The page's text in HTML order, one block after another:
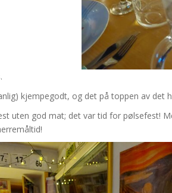
kjempegodt, og det på toppen av det
uten god mat; det var tid for pølsefest!